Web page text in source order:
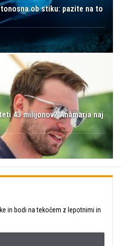
ob stiku: pazite na to
43 milijonov? Anamaria naj
in bodi na tekočem z lepotnimi in